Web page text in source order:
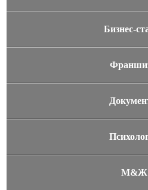
Бизнес-
М&Ж